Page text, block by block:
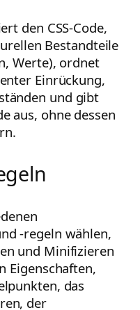
den CSS-Code,
Bestandteile
Werte), ordnet
Einrückung,
und gibt
aus, ohne dessen
-regeln wählen,
und Minifizieren
Eigenschaften,
das
der